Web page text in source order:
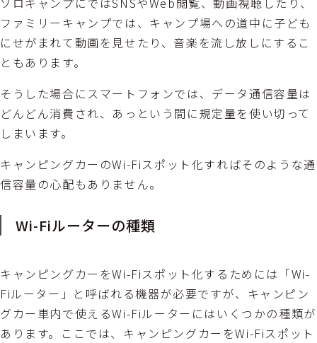
ファミリーキャンプでは、キャンプ場への道中に子ども
にせがまれて動画を見せたり、音楽を流し放しにするこ
ともあります。
そうした場合にスマートフォンでは、データ通信容量は
どんどん消費され、あっという間に規定量を使い切って
しまいます。
キャンピングカーのWi-Fiスポット化すればそのような通
信容量の心配もありません。
Wi-Fiルーターの種類
キャンピングカーをWi-Fiスポット化するためには「Wi-
Fiルーター」と呼ばれる機器が必要ですが、キャンピン
グカー車内で使えるWi-Fiルーターにはいくつかの種類が
あります。ここでは、キャンピングカーをWi-Fiスポット